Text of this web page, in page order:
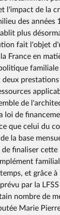
l'impact de la
des années
plus
fait l'objet
France en
de
loi de
que celui du
la base
de finaliser
et grâce
par la
nombre de
Marie